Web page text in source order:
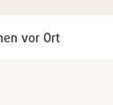
vor Ort